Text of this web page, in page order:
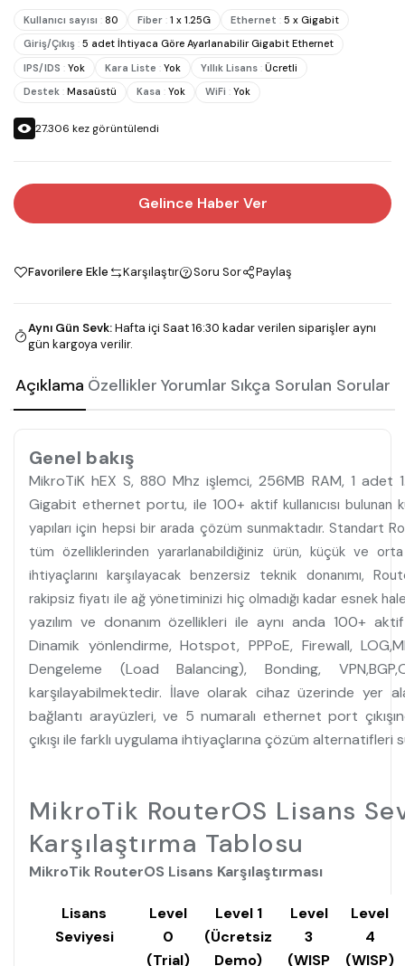
Kullanıcı sayısı : 80 Fiber : 1 x 1.25G Ethernet : 5 x Gigabit
Giriş/Çıkış : 5 adet İhtiyaca Göre Ayarlanabilir Gigabit Ethernet
IPS/IDS : Yok Kara Liste : Yok Yıllık Lisans : Ücretli
Destek : Masaüstü Kasa : Yok WiFi : Yok
27.306 kez görüntülendi
Gelince Haber Ver
Favorilere Ekle Karşılaştır Soru Sor Paylaş
Aynı Gün Sevk:Hafta içi Saat 16:30 kadar verilen siparişler aynı
gün kargoya verilir.
Açıklama Özellikler Yorumlar Sıkça Sorulan Sorular
Genel bakış
MikroTiK hEX S, 880 Mhz işlemci, 256MB RAM, 1 adet
Gigabit ethernet portu, ile 100+ aktif kullanıcısı
yapıları için hepsi bir arada çözüm sunmaktadır. Standart
tüm özelliklerinden yararlanabildiğiniz ürün, küçük ve
ihtiyaçlarını karşılayacak benzersiz teknik donanımı,
rakipsiz fiyatı ile ağ yönetiminizi hiç olmadığı kadar esnek
yazılım ve donanım özellikleri ile aynı anda 100+ aktif
Dinamik yönlendirme, Hotspot, PPPoE, Firewall,
Dengeleme (Load Balancing), Bonding,
karşılayabilmektedir. İlave olarak cihaz üzerinde yer
bağlantı arayüzleri, ve 5 numaralı ethernet port
çıkışı ile farklı uygulama ihtiyaçlarına çözüm alternatifleri
MikroTik RouterOS Lisans
Karşılaştırma Tablosu
MikroTik RouterOS Lisans Karşılaştırması
Lisans
Seviyesi
Level
0
(Trial)
Level 1
(Ücretsiz
Demo)
Level
3
(WISP
Level
4
(WISP)